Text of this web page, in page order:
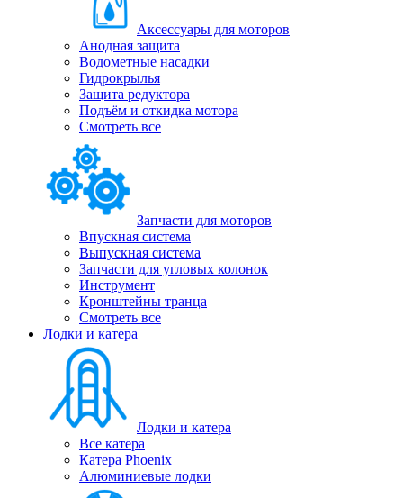
Аксессуары для моторов
Анодная защита
Водометные насадки
Гидрокрылья
Защита редуктора
Подъём и откидка мотора
Смотреть все
Запчасти для моторов
Впускная система
Выпускная система
Запчасти для угловых колонок
Инструмент
Кронштейны транца
Смотреть все
Лодки и катера
Лодки и катера
Все катера
Катера Phoenix
Алюминиевые лодки